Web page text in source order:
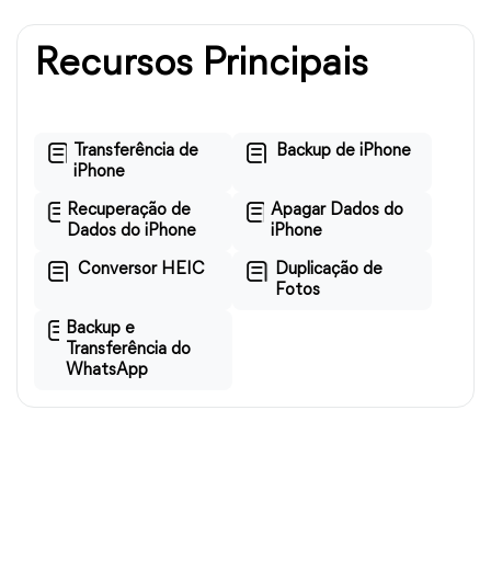
Recursos Principais
Transferência de
iPhone
Backup de iPhone
Recuperação de
Dados do iPhone
Apagar Dados do
iPhone
Conversor HEIC
Duplicação de
Fotos
Backup e
Transferência do
WhatsApp